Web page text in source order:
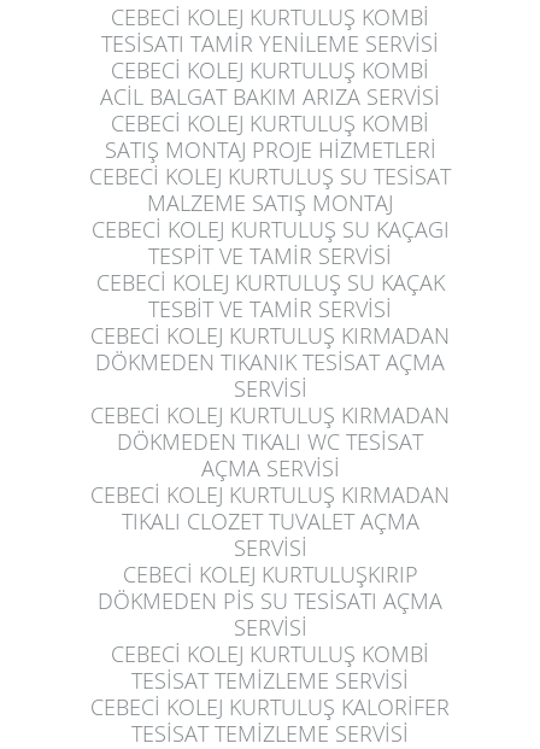
CEBECİ KOLEJ KURTULUŞ KOMBİ
TESİSATI TAMİR YENİLEME SERVİSİ
CEBECİ KOLEJ KURTULUŞ KOMBİ
ACİL BALGAT BAKIM ARIZA SERVİSİ
CEBECİ KOLEJ KURTULUŞ KOMBİ
SATIŞ MONTAJ PROJE HİZMETLERİ
CEBECİ KOLEJ KURTULUŞ SU TESİSAT
MALZEME SATIŞ MONTAJ
CEBECİ KOLEJ KURTULUŞ SU KAÇAGI
TESPİT VE TAMİR SERVİSİ
CEBECİ KOLEJ KURTULUŞ SU KAÇAK
TESBİT VE TAMİR SERVİSİ
CEBECİ KOLEJ KURTULUŞ KIRMADAN
DÖKMEDEN TIKANIK TESİSAT AÇMA
SERVİSİ
CEBECİ KOLEJ KURTULUŞ KIRMADAN
DÖKMEDEN TIKALI WC TESİSAT
AÇMA SERVİSİ
CEBECİ KOLEJ KURTULUŞ KIRMADAN
TIKALI CLOZET TUVALET AÇMA
SERVİSİ
CEBECİ KOLEJ KURTULUŞKIRIP
DÖKMEDEN PİS SU TESİSATI AÇMA
SERVİSİ
CEBECİ KOLEJ KURTULUŞ KOMBİ
TESİSAT TEMİZLEME SERVİSİ
CEBECİ KOLEJ KURTULUŞ KALORİFER
TESİSAT TEMİZLEME SERVİSİ